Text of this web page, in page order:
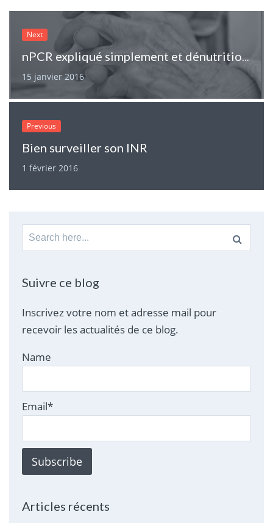
Next
nPCR expliqué simplement et dénutrition en dialyse
15 janvier 2016
Previous
Bien surveiller son INR
1 février 2016
Search
for:
Suivre ce blog
Inscrivez votre nom et adresse mail pour
recevoir les actualités de ce blog.
Name
Email*
Articles récents